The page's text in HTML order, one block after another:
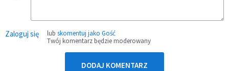
Zaloguj się lub skomentuj jako Gość
Twój komentarz będzie moderowany
DODAJ KOMENTARZ